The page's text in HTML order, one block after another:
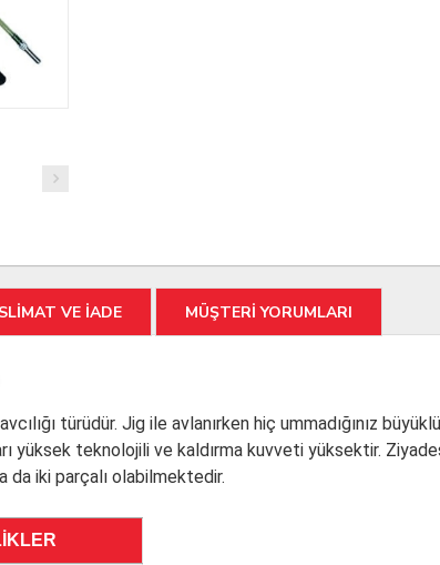
VE İADE MÜŞTERİ YORUMLARI
türüdür. Jig ile avlanırken hiç ummadığınız
yüksek teknolojili ve kaldırma kuvveti yüksektir.
da iki parçalı olabilmektedir.